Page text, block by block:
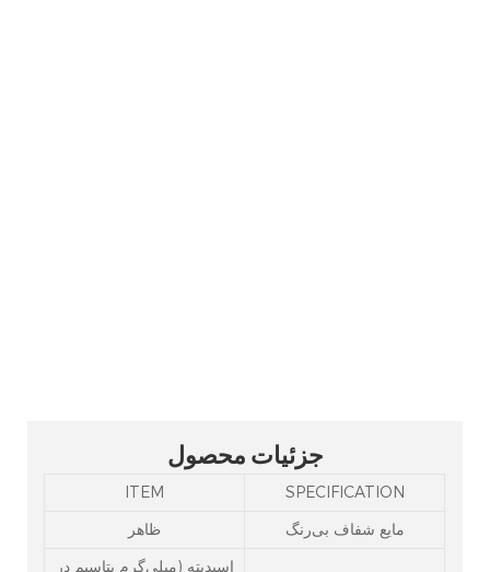
جزئیات محصول
ITEM
SPECIFICATION
ظاهر
مایع شفاف بی‌رنگ
اسیدیته (میلی‌گرم پتاسیم در